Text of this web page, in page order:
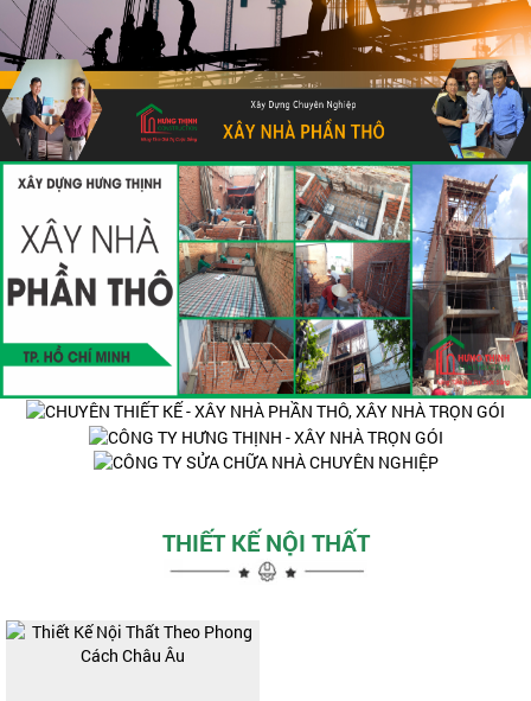
THIẾT KẾ NỘI THẤT